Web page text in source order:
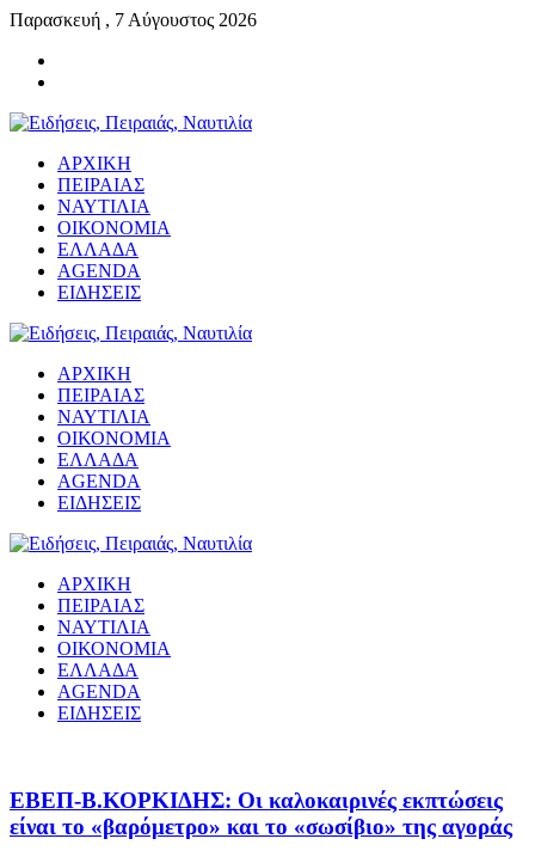
Παρασκευή , 7 Αύγουστος 2026
ΑΡΧΙΚΗ
ΠΕΙΡΑΙΑΣ
ΝΑΥΤΙΛΙΑ
ΟΙΚΟΝΟΜΙΑ
ΕΛΛΑΔΑ
AGENDA
ΕΙΔΗΣΕΙΣ
ΑΡΧΙΚΗ
ΠΕΙΡΑΙΑΣ
ΝΑΥΤΙΛΙΑ
ΟΙΚΟΝΟΜΙΑ
ΕΛΛΑΔΑ
AGENDA
ΕΙΔΗΣΕΙΣ
ΑΡΧΙΚΗ
ΠΕΙΡΑΙΑΣ
ΝΑΥΤΙΛΙΑ
ΟΙΚΟΝΟΜΙΑ
ΕΛΛΑΔΑ
AGENDA
ΕΙΔΗΣΕΙΣ
EΒΕΠ-Β.ΚΟΡΚΙΔΗΣ: Οι καλοκαιρινές εκπτώσεις
είναι το «βαρόμετρο» και το «σωσίβιο» της αγοράς